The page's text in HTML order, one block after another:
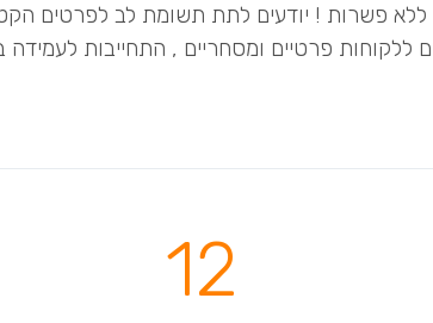
ללא פשרות ! יודעים לתת תשומת לב לפרטים
ללקוחות פרטיים ומסחריים , התחייבות
12